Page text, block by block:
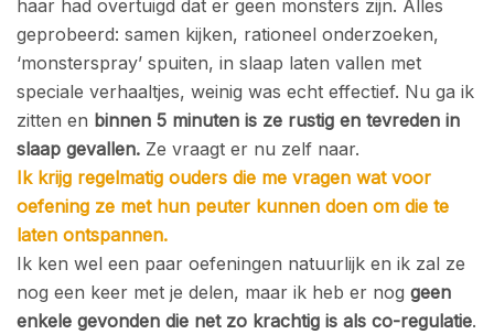
haar had overtuigd dat er geen monsters zijn. Alles
geprobeerd: samen kijken, rationeel onderzoeken,
‘monsterspray’ spuiten, in slaap laten vallen met
speciale verhaaltjes, weinig was echt effectief. Nu ga ik
zitten en binnen 5 minuten is ze rustig en tevreden in
slaap gevallen. Ze vraagt er nu zelf naar.
Ik krijg regelmatig ouders die me vragen wat voor
oefening ze met hun peuter kunnen doen om die te
laten ontspannen.
Ik ken wel een paar oefeningen natuurlijk en ik zal ze
nog een keer met je delen, maar ik heb er nog geen
enkele gevonden die net zo krachtig is als co-regulatie.